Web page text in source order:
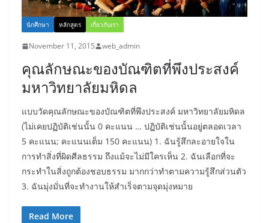
นักศึกษา หลักสูตร เกี่ยวกับเรา
November 11, 2015 web_admin
คุณลักษณะของบัณฑิตที่พึงประสงค์
มหาวิทยาลัยมหิดล
แบบวัดคุณลักษณะของบัณฑิตที่พึงประสงค์ มหาวิทยาลัยมหิดล
(ไม่เคยปฏิบัติเช่นนั้น 0 คะแนน … ปฏิบัติเช่นนั้นอยู่ตลอดเวลา
5 คะแนน; คะแนนเต็ม 150 คะแนน) 1. ฉันรู้สึกละอายใจใน
การทำสิ่งที่ผิดศีลธรรม ถึงแม้จะไม่มีใครเห็น 2. ฉันเลือกที่จะ
กระทำในสิ่งถูกต้องชอบธรรม มากกว่าทำตามความรู้สึกส่วนตัว
3. ฉันมุ่งมั่นที่จะทำงานให้สำเร็จตามจุดมุ่งหมาย
Read More